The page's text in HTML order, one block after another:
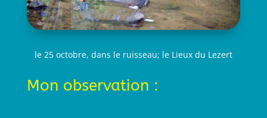
le 25 octobre, dans le ruisseau; le Lieux du Lezert
Mon observation :